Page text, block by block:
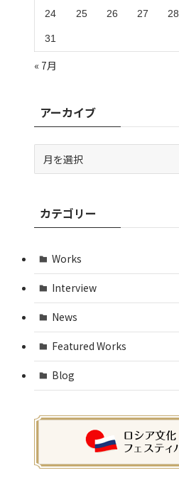
24 25 26 27 28
31
« 7月
アーカイブ
ブカテゴリー
Works
Interview
News
Featured Works
Blog